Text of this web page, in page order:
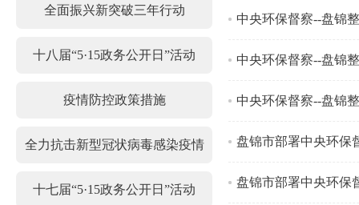
全面振兴新突破三年行动
十八届“5·15政务公开日”活动
疫情防控政策措施
全力抗击新型冠状病毒感染疫情
十七届“5·15政务公开日”活动
中央环保督察--盘锦
中央环保督察--盘锦
中央环保督察--盘锦
盘锦市部署中央环保
盘锦市部署中央环保